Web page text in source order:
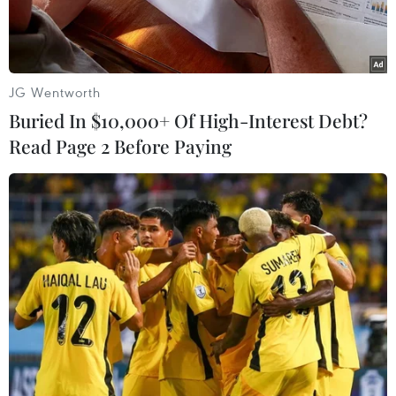
wifi.
Người dân đeo khẩu trang phòng dịch COVID-19 tại Singapore.
(Ảnh: AFP/TTXVN)
Singapore ngày 17/9 thông báo tiêu chuẩn mới
cho khu nhà ở của lao động nhập cư, với mục
JG Wentworth
Buried In $10,000+ Of High-Interest Debt?
Read Page 2 Before Paying